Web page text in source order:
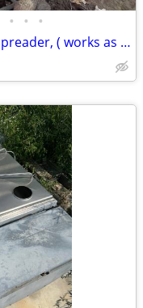
• • •
( FIELD READY ) Manure Spreader, ( works as it should )